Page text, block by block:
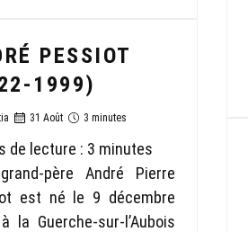
PESSIOT
1999)
31 Août 3 minutes
de lecture : 3 minutes
père André Pierre
est né le 9 décembre
la Guerche-sur-l’Aubois